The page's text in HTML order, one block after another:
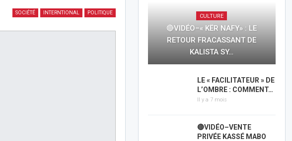
SOCIÉTÉ INTERNTIONAL POLITIQUE
CULTURE
🔴VIDÉO–« KËR NAFY» : LE
RETOUR FRACASSANT DE
KALISTA SY…
LE « FACILITATEUR » DE
L’OMBRE : COMMENT…
Il y a 7 mois
🔴VIDÉO–VENTE
PRIVÉE KASSÉ MABO